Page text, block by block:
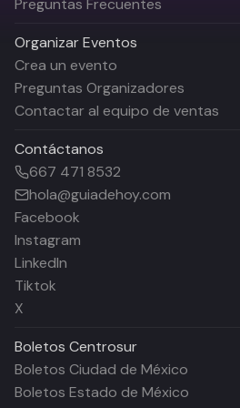
Preguntas Frecuentes
Organizar Eventos
Crea un evento
Preguntas Organizadores
Contactar al equipo de ventas
Contáctanos
667 471 8532
hola@guiadehoy.com
Facebook
Instagram
LinkedIn
Tiktok
X
Boletos Centrosur
Boletos Ciudad de México
Boletos Estado de México